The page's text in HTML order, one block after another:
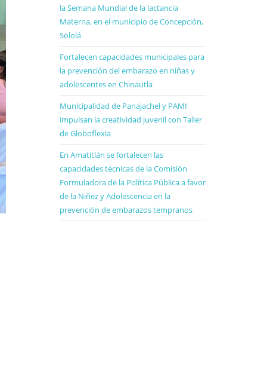
la Semana Mundial de la lactancia
Materna, en el municipio de Concepción,
Sololá
Fortalecen capacidades municipales para
la prevención del embarazo en niñas y
adolescentes en Chinautla
Municipalidad de Panajachel y PAMI
impulsan la creatividad juvenil con Taller
de Globoflexia
En Amatitlán se fortalecen las
capacidades técnicas de la Comisión
Formuladora de la Política Pública a favor
de la Niñez y Adolescencia en la
prevención de embarazos tempranos